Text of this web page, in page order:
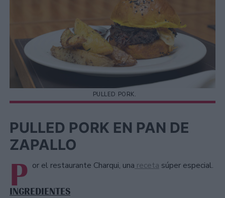
PULLED PORK.
PULLED PORK EN PAN DE
ZAPALLO
P or el restaurante Charqui, una receta súper especial.
INGREDIENTES